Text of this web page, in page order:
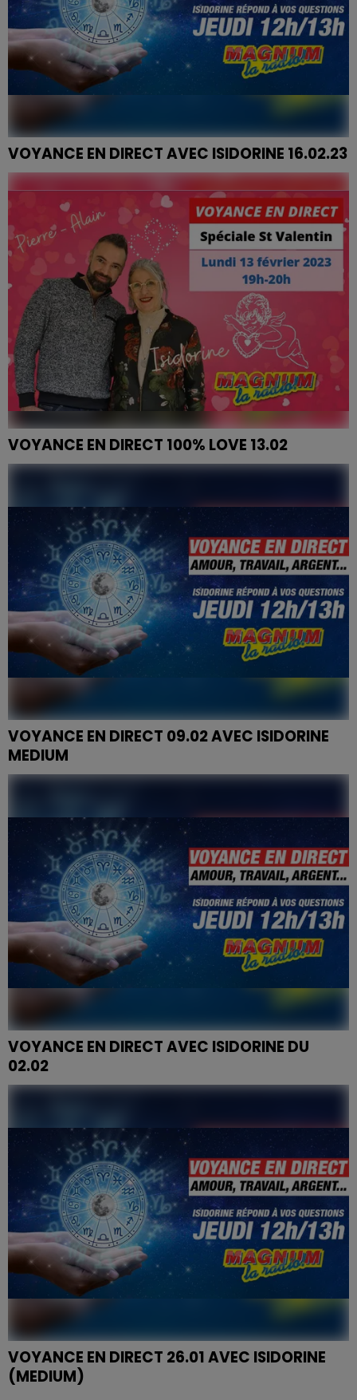
VOYANCE EN DIRECT AVEC ISIDORINE 16.02.23
VOYANCE EN DIRECT 100% LOVE 13.02
VOYANCE EN DIRECT 09.02 AVEC ISIDORINE
MEDIUM
VOYANCE EN DIRECT AVEC ISIDORINE DU
02.02
VOYANCE EN DIRECT 26.01 AVEC ISIDORINE
(MEDIUM)